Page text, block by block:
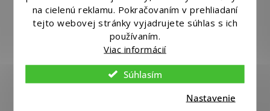
na cielenú reklamu. Pokračovaním v prehliadaní
tejto webovej stránky vyjadrujete súhlas s ich
používaním.
Viac informácií
Súhlasím
Nastavenie